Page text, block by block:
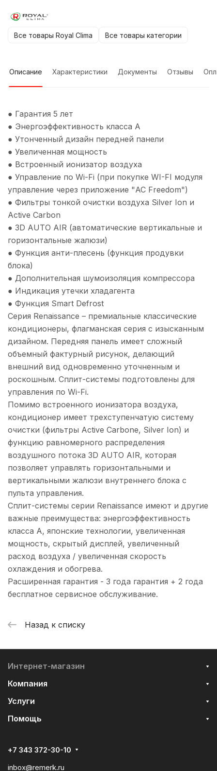
Все товары Royal Clima Все товары категории
Описание Характеристики Документы Отзывы
● Гарантия 5 лет
● Энергоэффективность класса А
● Утонченный дизайн передней панели
● Увеличенная мощность
● Встроенный ионизатор воздуха
● Управление по Wi-Fi (при покупке WI-FI модуля
управление через приложение "AC Freedom")
● Фильтры тонкой очистки воздуха Silver Ion и
Active Carbon
● 3D AUTO AIR (автоматические вертикальные и
горизонтальные жалюзи)
● Функция анти-плесень (функция продувки
блока)
● Дополнительная шумоизоляция компрессора
● Индикация утечки хладагента
● Функция Smart Defrost
Серия Renaissance – премиальные классические
кондиционеры, флагманская серия с изысканным
дизайном. Передняя панель имеет сложный
объемный фактурный рисунок, делающий
внешний вид одновременно уточненным и
роскошным. Сплит-системы подготовлены для
управления по Wi-Fi.
Помимо встроенного ионизатора воздуха,
кондиционер имеет трехступенчатую систему
очистки (фильтры Active Carbone, Silver Ion) и
функцию равномерного распределения
воздушного потока 3D AUTO AIR, которая
позволяет управлять горизонтальными и
вертикальными жалюзи внутреннего блока с
пульта управления.
Сплит-системы серии Renaissance имеют и другие
важные преимущества: энергоэффективность
класса А, японские технологии, увеличенная
мощность, скрытый дисплей, увеличенный
расход воздуха / увеличенная скорость
охлаждения и обогрева.
Расширенная гарантия - 3 года гарантия + 2 года
бесплатное сервисное обслуживание.
Назад к списку
Интернет-магазин
Компания
Услуги
Помощь
+7 343 372-30-10
inbox@remerk.ru